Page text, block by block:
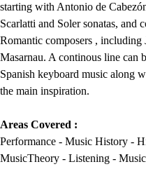
starting with Antonio de
Scarlatti and Soler sonatas, and
Romantic composers , including
Masarnau. A continous line can
Spanish keyboard music along
the main inspiration.
Areas Covered :
Performance - Music History -
MusicTheory - Listening -